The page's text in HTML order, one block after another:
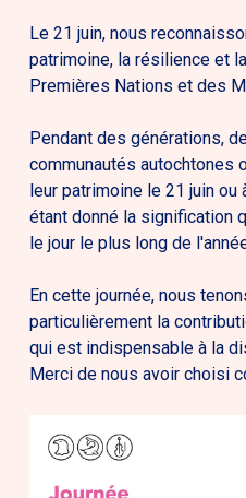
Le 21 juin, nous
patrimoine, la résilience et
Premières Nations et des
Pendant des générations,
communautés autochtones
leur patrimoine le 21 juin
étant donné la signification
le jour le plus long de
En cette journée, nous
particulièrement la
qui est indispensable à la
Merci de nous avoir choisi